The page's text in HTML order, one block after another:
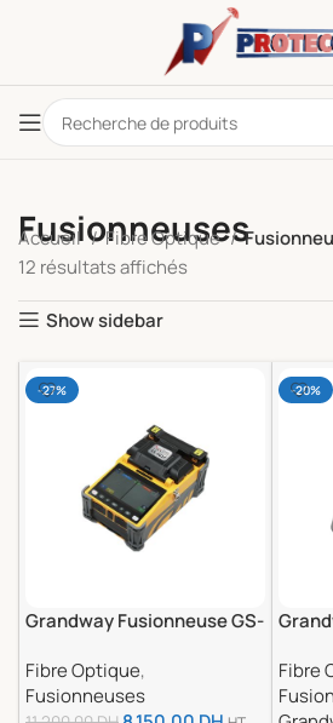
Fusionneuses
Accueil Fibre Optique
12 résultats affichés
Show sidebar
-27%
Grandway Fusionneuse GS-
Fibre Optique,
Fusionneuses
-20%
Fibre